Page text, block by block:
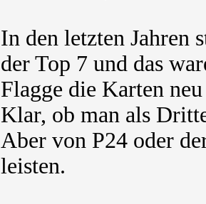
In den letzten Jahren
der Top 7 und das
Flagge die Karten
Klar, ob man als
Aber von P24 oder
leisten.